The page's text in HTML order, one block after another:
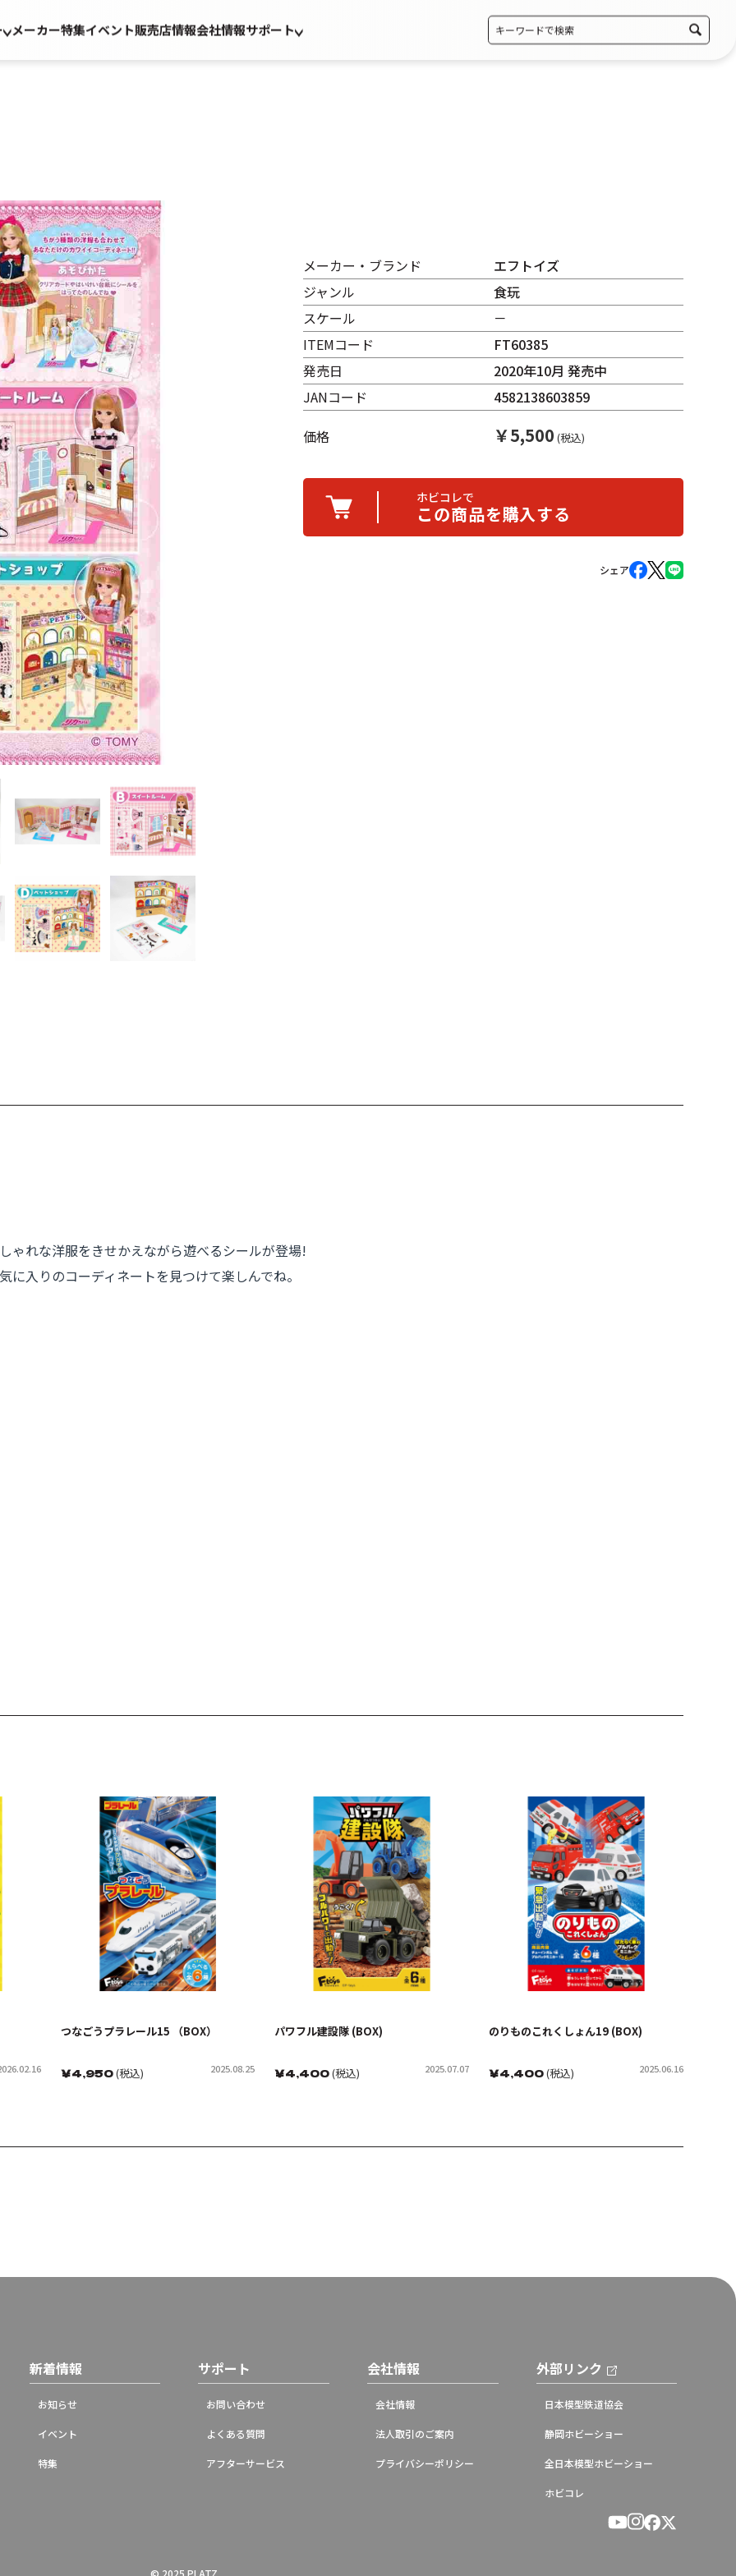
メーカー特集イベント販売店情報会社情報サポート
メーカー・ブランド
エフトイズ
ジャンル
食玩
スケール
－
ITEMコード
FT60385
発売日
2020年10月 発売中
JANコード
4582138603859
価格
￥5,500 (税込)
ホビコレで
この商品を購入する
シェア
ゃれな洋服をきせかえながら遊べるシールが登場!
入りのコーディネートを見つけて楽しんでね。
つなごうプラレール15 （BOX）
￥4,950(税込) 2025.08.25
パワフル建設隊 (BOX)
￥4,400(税込) 2025.07.07
のりものこれくしょん19 (BOX)
￥4,400(税込) 2025.06.16
新着情報
お知らせ
イベント
特集
サポート
お問い合わせ
よくある質問
アフターサービス
会社情報
会社情報
法人取引のご案内
プライバシーポリシー
外部リンク
日本模型鉄道協会
静岡ホビーショー
全日本模型ホビーショー
ホビコレ